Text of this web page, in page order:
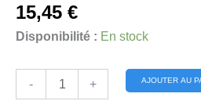
15,45 €
Disponibilité : En stock
-
de
+ AJOUTER AU